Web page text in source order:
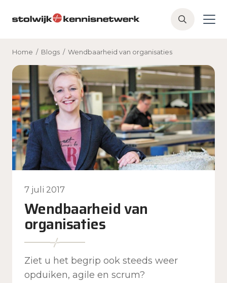
Z
e
n
Home / Blogs / Wendbaarheid van organisaties
7 juli 2017
Wendbaarheid van
organisaties
Ziet u het begrip ook steeds weer
opduiken, agile en scrum?